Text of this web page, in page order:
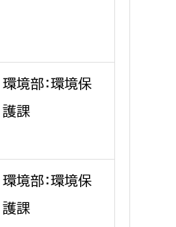
環境部：環境保
護課
環境部：環境保
護課